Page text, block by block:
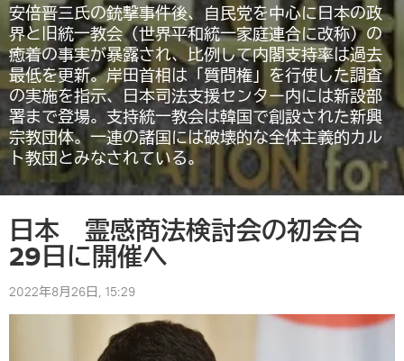
安倍晋三氏の銃撃事件後、自民党を中心に日本の政
界と旧統一教会（世界平和統一家庭連合に改称）の
癒着の事実が暴露され、比例して内閣支持率は過去
最低を更新。岸田首相は「質問権」を行使した調査
の実施を指示、日本司法支援センター内には新設部
署まで登場。支持統一教会は韓国で創設された新興
宗教団体。一連の諸国には破壊的な全体主義的カル
ト教団とみなされている。
日本 霊感商法検討会の初会合
29日に開催へ
2022年8月26日, 15:29